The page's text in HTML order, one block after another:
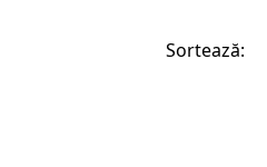
Sortează: